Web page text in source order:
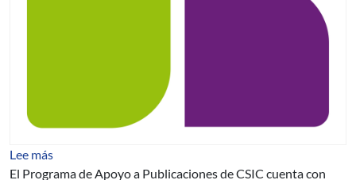
Lee mássobre CSIC: Programa de Apoyo a Publicaciones
El Programa de Apoyo a Publicaciones de CSIC cuenta con